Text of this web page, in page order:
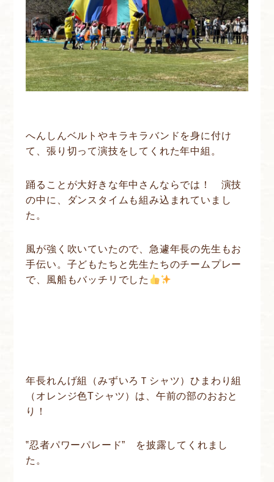
へんしんベルトやキラキラバンドを身に付け
て、張り切って演技をしてくれた年中組。
踊ることが大好きな年中さんならでは！ 演技
の中に、ダンスタイムも組み込まれていまし
た。
風が強く吹いていたので、急遽年長の先生もお
手伝い。子どもたちと先生たちのチームプレー
で、風船もバッチリでした
年長れんげ組（みずいろＴシャツ）ひまわり組
（オレンジ色Tシャツ）は、午前の部のおおと
り！
‟忍者パワーパレード” を披露してくれまし
た。